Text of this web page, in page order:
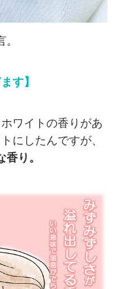
す】
ワイトの香りがあ
にしたんですが、
り。